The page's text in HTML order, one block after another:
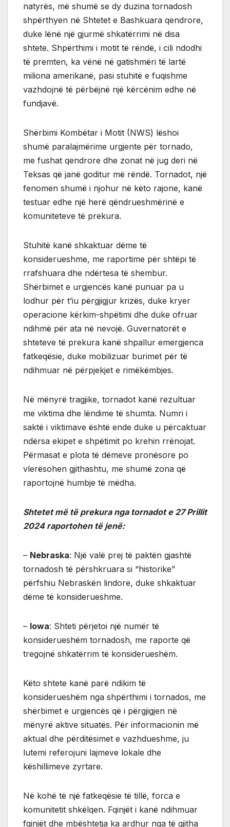
natyrës, më shumë se dy duzina tornadosh
shpërthyen në Shtetet e Bashkuara qendrore,
duke lënë një gjurmë shkatërrimi në disa
shtete. Shpërthimi i motit të rëndë, i cili ndodhi
të premten, ka vënë në gatishmëri të lartë
miliona amerikanë, pasi stuhitë e fuqishme
vazhdojnë të përbëjnë një kërcënim edhe në
fundjavë.
Shërbimi Kombëtar i Motit (NWS) lëshoi
shumë paralajmërime urgjente për tornado,
me fushat qendrore dhe zonat në jug deri në
Teksas që janë goditur më rëndë. Tornadot, një
fenomen shumë i njohur në këto rajone, kanë
testuar edhe një herë qëndrueshmërinë e
komuniteteve të prekura.
Stuhitë kanë shkaktuar dëme të
konsiderueshme, me raportime për shtëpi të
rrafshuara dhe ndërtesa të shembur.
Shërbimet e urgjencës kanë punuar pa u
lodhur për t’iu përgjigjur krizës, duke kryer
operacione kërkim-shpëtimi dhe duke ofruar
ndihmë për ata në nevojë. Guvernatorët e
shteteve të prekura kanë shpallur emergjenca
fatkeqësie, duke mobilizuar burimet për të
ndihmuar në përpjekjet e rimëkëmbjes.
Në mënyrë tragjike, tornadot kanë rezultuar
me viktima dhe lëndime të shumta. Numri i
saktë i viktimave është ende duke u përcaktuar
ndërsa ekipet e shpëtimit po krehin rrënojat.
Përmasat e plota të dëmeve pronësore po
vlerësohen gjithashtu, me shumë zona që
raportojnë humbje të mëdha.
Shtetet më të prekura nga tornadot e 27 Prillit
2024 raportohen të jenë:
– Nebraska: Një valë prej të paktën gjashtë
tornadosh të përshkruara si “historike”
përfshiu Nebraskën lindore, duke shkaktuar
dëme të konsiderueshme.
– Iowa: Shteti përjetoi një numër të
konsiderueshëm tornadosh, me raporte që
tregojnë shkatërrim të konsiderueshëm.
Këto shtete kanë parë ndikim të
konsiderueshëm nga shpërthimi i tornados, me
shërbimet e urgjencës që i përgjigjen në
mënyrë aktive situatës. Për informacionin më
aktual dhe përditësimet e vazhdueshme, ju
lutemi referojuni lajmeve lokale dhe
këshillimeve zyrtare.
Në kohë të një fatkeqësie të tillë, forca e
komunitetit shkëlqen. Fqinjët i kanë ndihmuar
fqinjët dhe mbështetja ka ardhur nga të gjitha